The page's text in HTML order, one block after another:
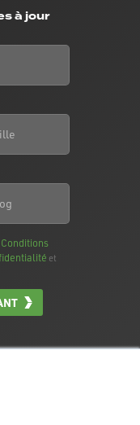
à jour
Conditions
et